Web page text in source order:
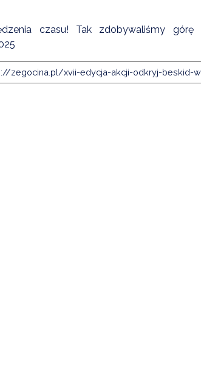
czasu! Tak zdobywaliśmy górę
zegocina.pl/xvii-edycja-akcji-odkryj-beskid-